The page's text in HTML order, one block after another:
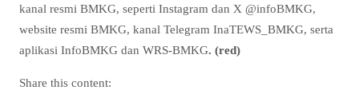
kanal resmi BMKG, seperti Instagram dan X @infoBMKG,
website resmi BMKG, kanal Telegram InaTEWS_BMKG, serta
aplikasi InfoBMKG dan WRS-BMKG. (red)
Share this content: